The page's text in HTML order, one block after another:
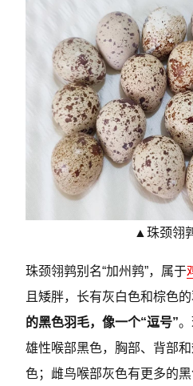
▲珠颈翎
珠颈翎鹑别名“加州鹑”，属于
且矮胖，长有灰白色和棕色
的黑色羽毛，像一个“逗号”
雄性喉部黑色，胸部、背部
色；雌鸟喉部灰色有更多的